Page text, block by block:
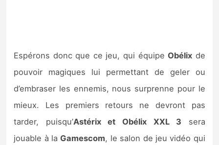
Espérons donc que ce jeu, qui équipe Obélix de
pouvoir magiques lui permettant de geler ou
d’embraser les ennemis, nous surprenne pour le
mieux. Les premiers retours ne devront pas
tarder, puisqu’Astérix et Obélix XXL 3 sera
jouable à la Gamescom, le salon de jeu vidéo qui